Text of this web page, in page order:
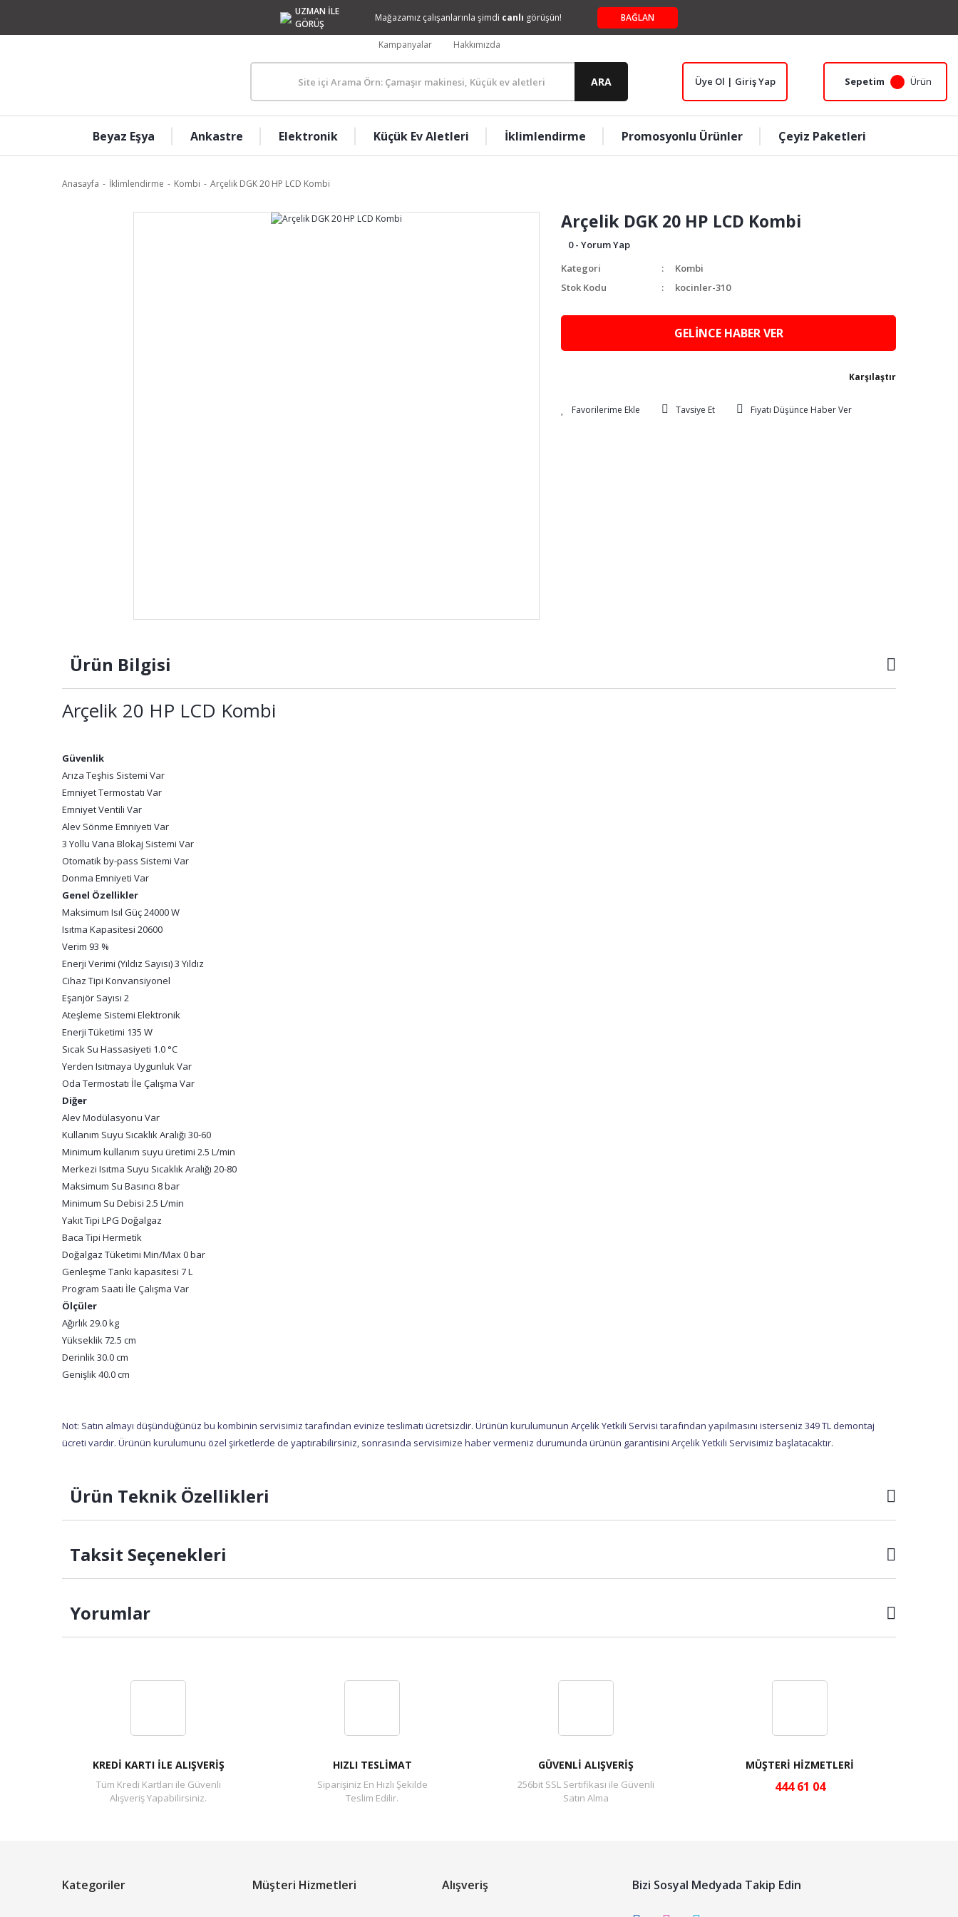
UZMAN İLE
GÖRÜŞ
Mağazamız çalışanlarınla şimdi canlı görüşün! BAĞLAN
Kampanyalar Hakkımızda
ARA Üye Ol | Giriş Yap Sepetim Ürün
Beyaz Eşya Ankastre Elektronik Küçük Ev Aletleri İklimlendirme Promosyonlu Ürünler Çeyiz Paketleri
Anasayfa İklimlendirme Kombi Arçelik DGK 20 HP LCD Kombi
Arçelik DGK 20 HP LCD Kombi
0 - Yorum Yap
Kategori
Kombi
Stok Kodu
kocinler-310
GELİNCE HABER VER
Karşılaştır
Tavsiye Et Fiyatı Düşünce Haber Ver
Ürün Bilgisi
Arçelik 20 HP LCD Kombi
Güvenlik
Arıza Teşhis Sistemi Var
Emniyet Termostatı Var
Emniyet Ventili Var
Alev Sönme Emniyeti Var
3 Yollu Vana Blokaj Sistemi Var
Otomatik by-pass Sistemi Var
Donma Emniyeti Var
Genel Özellikler
Maksimum Isıl Güç 24000 W
Isıtma Kapasitesi 20600
Verim 93 %
Enerji Verimi (Yıldız Sayısı) 3 Yıldız
Cihaz Tipi Konvansiyonel
Eşanjör Sayısı 2
Ateşleme Sistemi Elektronik
Enerji Tüketimi 135 W
Sıcak Su Hassasiyeti 1.0 °C
Yerden Isıtmaya Uygunluk Var
Oda Termostatı İle Çalışma Var
Diğer
Alev Modülasyonu Var
Kullanım Suyu Sıcaklık Aralığı 30-60
Minimum kullanım suyu üretimi 2.5 L/min
Merkezi Isıtma Suyu Sıcaklık Aralığı 20-80
Maksimum Su Basıncı 8 bar
Minimum Su Debisi 2.5 L/min
Yakıt Tipi LPG Doğalgaz
Baca Tipi Hermetik
Doğalgaz Tüketimi Min/Max 0 bar
Genleşme Tankı kapasitesi 7 L
Program Saati İle Çalışma Var
Ölçüler
Ağırlık 29.0 kg
Yükseklik 72.5 cm
Derinlik 30.0 cm
Genişlik 40.0 cm
Not: Satın almayı düşündüğünüz bu kombinin servisimiz tarafından evinize teslimatı ücretsizdir. Ürünün kurulumunun Arçelik Yetkili Servisi tarafından yapılmasını isterseniz 349 TL demontaj
ücreti vardır. Ürünün kurulumunu özel şirketlerde de yaptırabilirsiniz, sonrasında servisimize haber vermeniz durumunda ürünün garantisini Arçelik Yetkili Servisimiz başlatacaktır.
Ürün Teknik Özellikleri
Taksit Seçenekleri
Yorumlar
KREDİ KARTI İLE ALIŞVERİŞ
Tüm Kredi Kartları ile Güvenli
Alışveriş Yapabilirsiniz.
HIZLI TESLİMAT
Siparişiniz En Hızlı Şekilde
Teslim Edilir.
GÜVENLİ ALIŞVERİŞ
256bit SSL Sertifikası ile Güvenli
Satın Alma
MÜŞTERİ HİZMETLERİ
444 61 04
Kategoriler Müşteri Hizmetleri Alışveriş Bizi Sosyal Medyada Takip Edin